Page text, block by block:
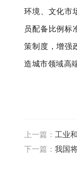
环境、文化市
员配备比例标
策制度，增强
造城市领域高
上一篇： 工业
下一篇： 我国